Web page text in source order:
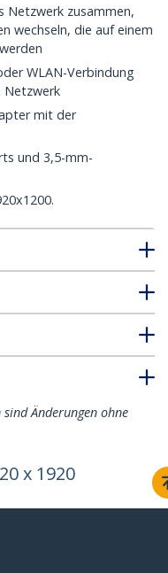
Netzwerk zusammen,
wechseln, die auf einem
WLAN-Verbindung
Netzwerk
mit der
und 3,5-mm-
Änderungen ohne
x 1920